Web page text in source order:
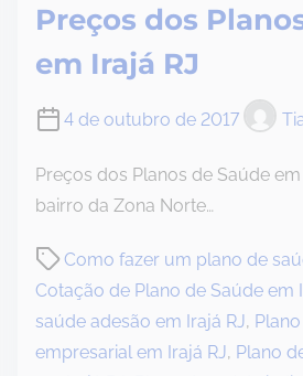
Preços dos
em Irajá RJ
4 de outubro de 2017
Preços dos Planos de Saúde
bairro da Zona Norte…
Como fazer um plano de
Cotação de Plano de Saúde em
saúde adesão em Irajá RJ,
empresarial em Irajá RJ, Plano
P
o
s
t